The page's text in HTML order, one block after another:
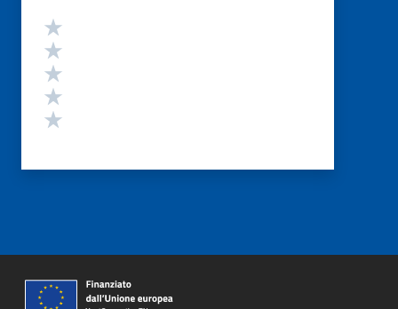
Valutazione